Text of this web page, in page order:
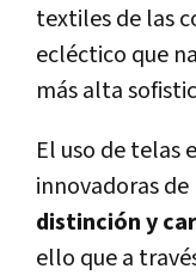
textiles de las
ecléctico que
más alta
El uso de telas
innovadoras
distinción y
ello que a